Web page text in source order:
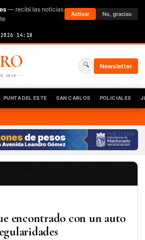
— recibí las noticias
Activar No, gracias
· 14:18
2010
🔍 Newsletter
PUNTA DEL ESTE SAN CARLOS POLICIALES
PUBLICIDAD
encontrado con un auto